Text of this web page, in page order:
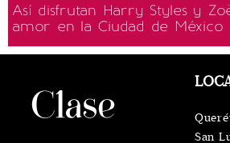
Así disfrutan Harry Styles y
amor en la Ciudad de México
San